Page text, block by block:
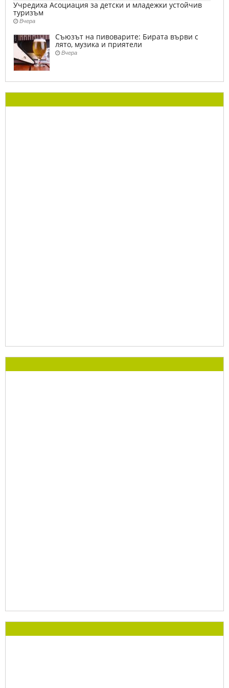
Учредиха Асоциация за детски и младежки устойчив
туризъм
Вчера
Съюзът на пивоварите: Бирата върви с
лято, музика и приятели
Вчера